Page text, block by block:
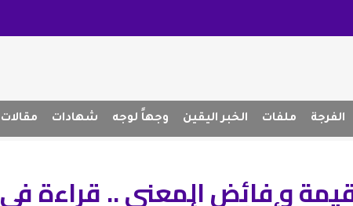
الفرجة ملفات الخبر اليقين وجهاً لوجه شهادات مقالات
و فائض المعنى .. قراءة في